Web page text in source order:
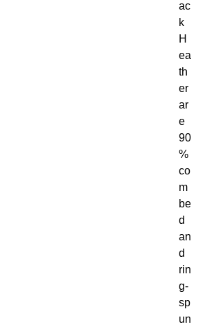
ac
k
H
ea
th
er
ar
e
90
%
co
m
be
d
an
d
rin
g-
sp
un